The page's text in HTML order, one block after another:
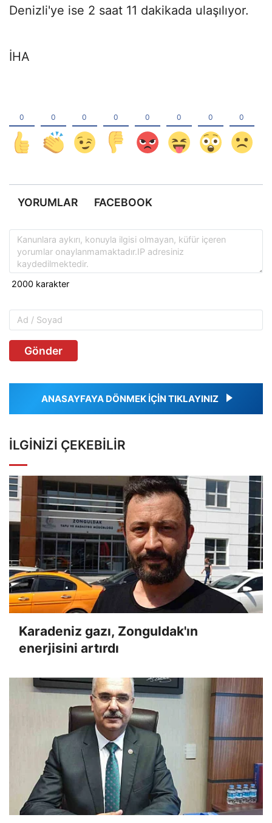
Denizli'ye ise 2 saat 11 dakikada ulaşılıyor.
İHA
YORUMLAR FACEBOOK
Gönder
ANASAYFAYA DÖNMEK İÇİN TIKLAYINIZ
İLGINIZI ÇEKEBILIR
Karadeniz gazı, Zonguldak'ın
enerjisini artırdı